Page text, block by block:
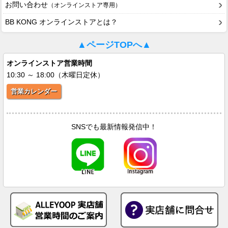
お問い合わせ （オンラインストア専用）
BB KONG オンラインストアとは？
▲ページTOPへ▲
オンラインストア営業時間
10:30 ～ 18:00（木曜日定休）
営業カレンダー
SNSでも最新情報発信中！